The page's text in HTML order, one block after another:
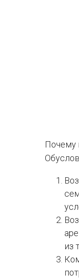
Почему
из